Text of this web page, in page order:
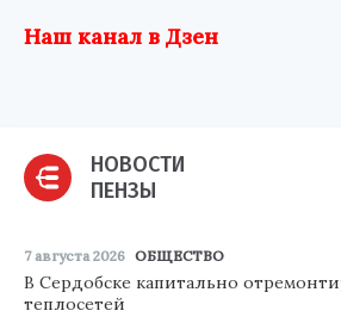
Наш канал в Дзен
НОВОСТИ
ПЕНЗЫ
7 августа 2026 ОБЩЕСТВО
В Сердобске капитально
теплосетей